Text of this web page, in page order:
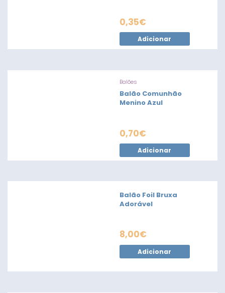
0,35€
Adicionar
Balões
Balão Comunhão
Menino Azul
0,70€
Adicionar
Balão Foil Bruxa
Adorável
8,00€
Adicionar